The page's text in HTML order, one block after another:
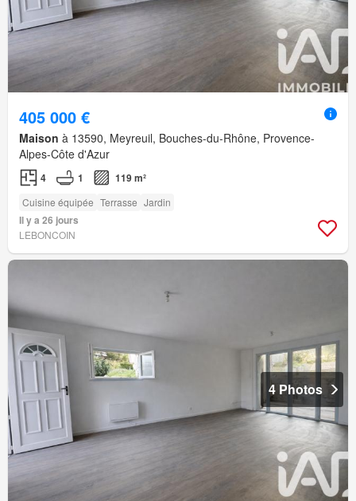
405 000 €
Maison à 13590, Meyreuil, Bouches-du-Rhône, Provence-
Alpes-Côte d'Azur
4 1 119 m²
Cuisine équipée Terrasse Jardin
Il y a 26 jours
LEBONCOIN
4 Photos